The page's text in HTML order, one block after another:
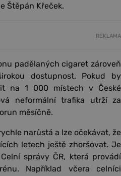
Štěpán Křeček.
REKLAMA
padělaných cigaret zároveň
dostupnost. Pokud by
na 1 000 místech v České
neformální trafika utrží za
měsíčně.
narůstá a lze očekávat, že
letech ještě zhoršovat. Je
správy ČR, která provádí
Například včera celníci